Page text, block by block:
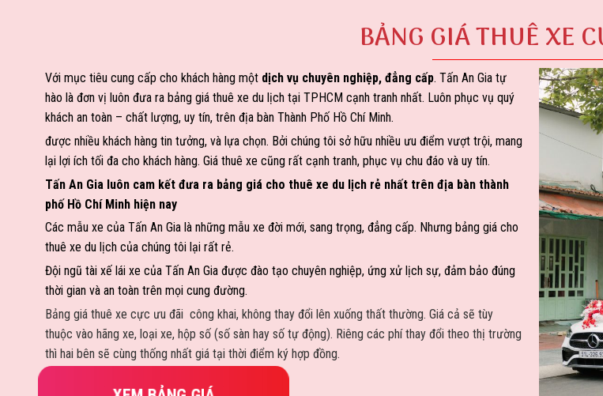
BẢNG GIÁ THUÊ XE
Với mục tiêu cung cấp cho khách hàng một dịch vụ chuyên nghiệp, đẳng cấp. Tấn An Gia tự
hào là đơn vị luôn đưa ra bảng giá thuê xe du lịch tại TPHCM cạnh tranh nhất. Luôn phục vụ quý
khách an toàn – chất lượng, uy tín, trên địa bàn Thành Phố Hồ Chí Minh.
được nhiều khách hàng tin tưởng, và lựa chọn. Bởi chúng tôi sở hữu nhiều ưu điểm vượt trội, mang
lại lợi ích tối đa cho khách hàng. Giá thuê xe cũng rất cạnh tranh, phục vụ chu đáo và uy tín.
Tấn An Gia luôn cam kết đưa ra bảng giá cho thuê xe du lịch rẻ nhất trên địa bàn thành
phố Hồ Chí Minh hiện nay
Các mẫu xe của Tấn An Gia là những mẫu xe đời mới, sang trọng, đẳng cấp. Nhưng bảng giá cho
thuê xe du lịch của chúng tôi lại rất rẻ.
Đội ngũ tài xế lái xe của Tấn An Gia được đào tạo chuyên nghiệp, ứng xử lịch sự, đảm bảo đúng
thời gian và an toàn trên mọi cung đường.
Bảng giá thuê xe cực ưu đãi công khai, không thay đổi lên xuống thất thường. Giá cả sẽ tùy
thuộc vào hãng xe, loại xe, hộp số (số sàn hay số tự động). Riêng các phí thay đổi theo thị trường
thì hai bên sẽ cùng thống nhất giá tại thời điểm ký hợp đồng.